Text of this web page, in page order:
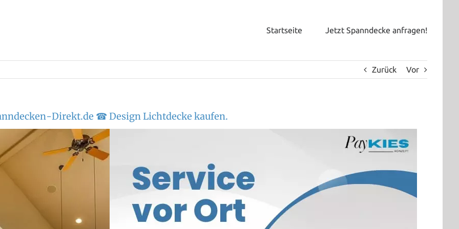
Startseite Jetzt Spanndecke anfragen!
Zurück Vor
Direkt.de ☎ Design Lichtdecke kaufen.